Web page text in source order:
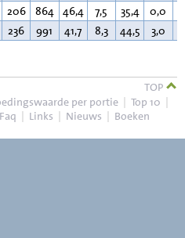
206 864 46,4 7,5 35,4 0,0
236 991 41,7 8,3 44,5 3,0
TOP
per portie | Top 10 |
Faq | Links | Nieuws | Boeken